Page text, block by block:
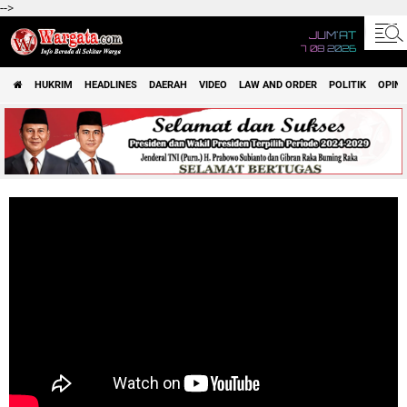
-->
JUM'AT
7 08 2026
HUKRIM HEADLINES DAERAH VIDEO LAW AND ORDER POLITIK OPINI